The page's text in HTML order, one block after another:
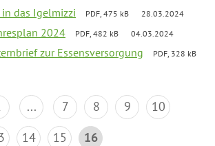
das Igelmizzi PDF, 475 kB 28.03.2024
2024 PDF, 482 kB 04.03.2024
zur Essensversorgung
PDF, 328 kB
... 7 8 9
10
14 15 16